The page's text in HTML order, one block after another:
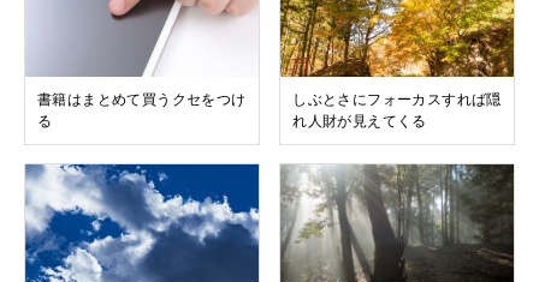
書籍はまとめて買うクセをつけ
る
しぶとさにフォーカスすれば隠
れ人財が見えてくる